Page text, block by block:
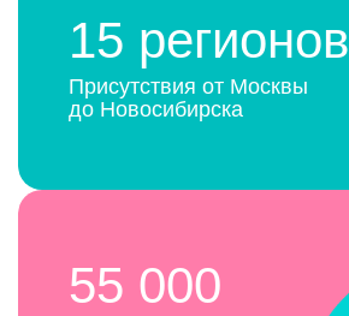
15 регионов
Присутствия от Москвы
до Новосибирска
55 000